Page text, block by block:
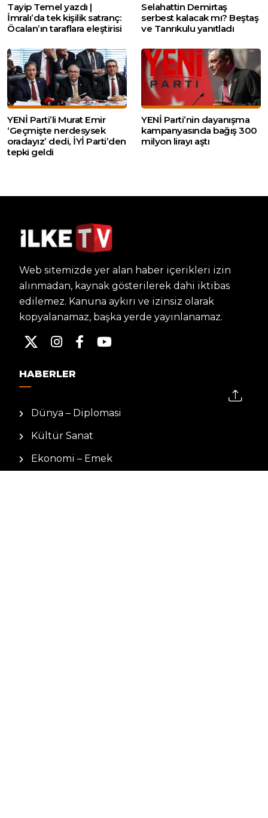
Tayip Temel yazdı |
İmralı’da tek kişilik satranç:
Öcalan’ın taraflara eleştirisi
Selahattin Demirtaş
serbest kalacak mı? Beştaş
ve Tanrıkulu yanıtladı
YENİ Parti’li Murat Emir
‘Geçmişte nerdesysek
oradayız’ dedi, İYİ Parti’den
tepki geldi
YENİ Parti’nin dayanışma
kampanyasında bağış 300
milyon lirayı aştı
Web sitemizde yer alan haber içerikleri izin
alınmadan, kaynak gösterilerek dahi iktibas
edilemez. Kanuna aykırı ve izinsiz olarak
kopyalanamaz, başka yerde yayınlanamaz.
HABERLER
Dünya – Diplomasi
Kültür Sanat
Ekonomi – Emek